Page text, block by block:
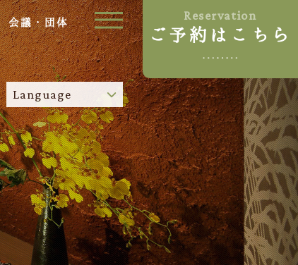
会議・団体 Reservation
ご予約はこちら
Language
ご宿泊プラン
お部屋からプランを選ぶ
空室カレンダーから選ぶ
Tel.024-542-2226/
9:00~18:00